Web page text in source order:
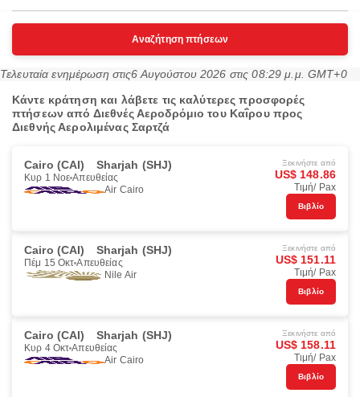
Αναζήτηση πτήσεων
Τελευταία ενημέρωση στις6 Αυγούστου 2026 στις 08:29 μ.μ. GMT+0
Κάντε κράτηση και λάβετε τις καλύτερες προσφορές
πτήσεων από Διεθνές Αεροδρόμιο του Καΐρου προς
Διεθνής Αερολιμένας Σαρτζά
Cairo (CAI) Sharjah (SHJ)
Κυρ 1 Νοε Απευθείας
Air Cairo
Ξεκινήστε από
US$ 148.86
Τιμή/ Pax
Βιβλίο
Cairo (CAI) Sharjah (SHJ)
Πέμ 15 Οκτ Απευθείας
Nile Air
Ξεκινήστε από
US$ 151.11
Τιμή/ Pax
Βιβλίο
Cairo (CAI) Sharjah (SHJ)
Κυρ 4 Οκτ Απευθείας
Air Cairo
Ξεκινήστε από
US$ 158.11
Τιμή/ Pax
Βιβλίο